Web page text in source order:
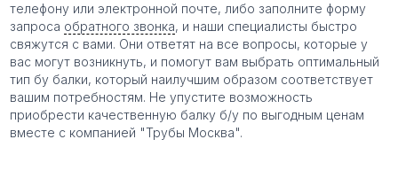
телефону или электронной почте, либо заполните форму
запроса обратного звонка, и наши специалисты быстро
свяжутся с вами. Они ответят на все вопросы, которые у
вас могут возникнуть, и помогут вам выбрать оптимальный
тип бу балки, который наилучшим образом соответствует
вашим потребностям. Не упустите возможность
приобрести качественную балку б/у по выгодным ценам
вместе с компанией "Трубы Москва".